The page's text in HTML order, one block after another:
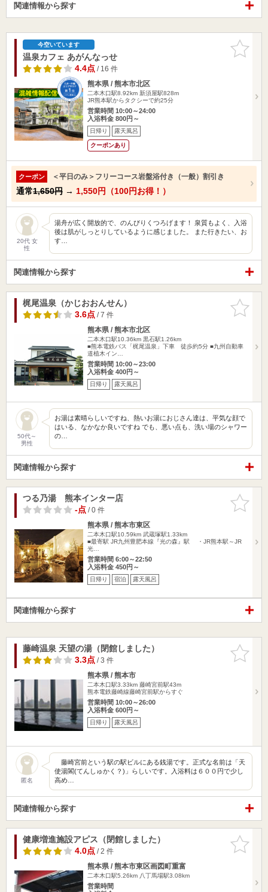
関連情報から探す
お気に入
りに追加
今空いています
温泉カフェ あがんなっせ
4.4点/ 16 件
熊本県 / 熊本市北区
二本木口駅8.92km 新須屋駅828m
JR熊本駅からタクシーで約25分
営業時間 10:00～24:00
入浴料金 800円～
日帰り 露天風呂
クーポンあり
クーポン ＜平日のみ＞フリーコース岩盤浴付き（一般）割引き
通常1,650円 → 1,550円（100円お得！）
20代 女
性
湯舟が広く開放的で、のんびりくつろげます！ 泉質もよく、入浴
後は肌がしっとりしているように感じました。 また行きたい、お
す…
関連情報から探す
お気に入
りに追加
梶尾温泉（かじおおんせん）
3.6点/ 7 件
熊本県 / 熊本市北区
二本木口駅10.36km 黒石駅1.26km
■熊本電鉄バス「梶尾温泉」下車 徒歩約5分 ■九州自動車
道植木イン…
営業時間 10:00～23:00
入浴料金 400円～
日帰り 露天風呂
50代～
男性
お湯は素晴らしいですね、熱いお湯におじさん達は、平気な顔で
はいる、なかなか良いですね でも、悪い点も、洗い場のシャワー
の…
関連情報から探す
お気に入
りに追加
つる乃湯 熊本インター店
-点/ 0 件
熊本県 / 熊本市東区
二本木口駅10.59km 武蔵塚駅1.33km
■最寄駅 JR九州豊肥本線『光の森』駅 ・JR熊本駅～JR
光…
営業時間 6:00～22:50
入浴料金 450円～
日帰り 宿泊 露天風呂
関連情報から探す
お気に入
りに追加
藤崎温泉 天望の湯（閉館しました）
3.3点/ 3 件
熊本県 / 熊本市
二本木口駅3.33km 藤崎宮前駅43m
熊本電鉄藤崎線藤崎宮前駅からすぐ
営業時間 10:00～26:00
入浴料金 600円～
日帰り 露天風呂
匿名
藤崎宮前という駅の駅ビルにある銭湯です。正式な名前は「天
使湯閣(てんしゅかく？)」らしいです。入浴料は６００円で少し
高め…
関連情報から探す
お気に入
りに追加
健康増進施設アピス（閉館しました）
4.0点/ 2 件
熊本県 / 熊本市東区画図町重富
二本木口駅5.26km 八丁馬場駅3.08km
営業時間